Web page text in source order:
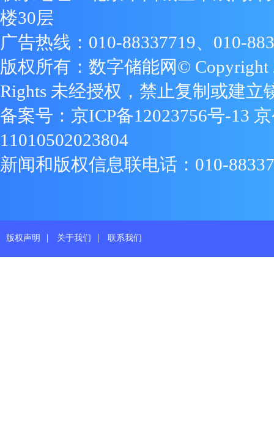
楼30层
广告热线：010-88337719、010-
版权所有：数字储能网© Copyright
Rights 未经授权，禁止复制或建立
备案号： 京ICP备12023756号-13
11010502023804
新闻和版权信息联电话：010-
版权声明 | 关于我们 | 联系我们